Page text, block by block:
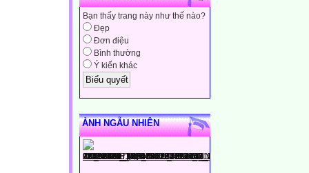
Bạn thấy trang này như thế nào?
Đẹp
Đơn điệu
Bình thường
Ý kiến khác
ẢNH NGẪU NHIÊN